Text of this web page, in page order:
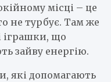
місці – це
не турбує. Там же
іграшки, що
зайву енергію.
які допомагають